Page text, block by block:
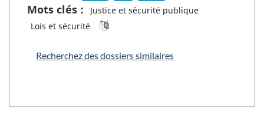
Mots clés :
Justice et sécurité publique
Lois et sécurité
Recherchez des dossiers similaires